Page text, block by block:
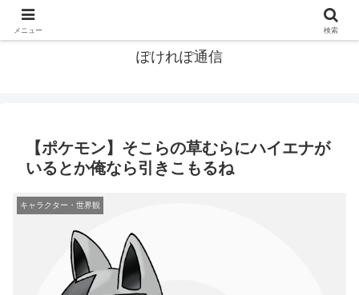
ぽけれぽ通信
【ポケモン】そこらの草むらにハイエナが
いるとか俺なら引きこもるね
キャラクター・世界観
メニュー 検索